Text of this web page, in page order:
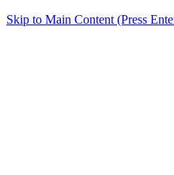
Skip to Main Content (Press